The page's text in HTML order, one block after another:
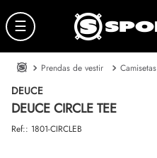
☰
Prendas de vestir Camisetas
DEUCE
DEUCE CIRCLE TEE
Ref:: 1801-CIRCLEB